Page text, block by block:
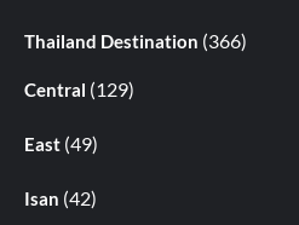
Thailand Destination (366)
Central (129)
East (49)
Isan (42)